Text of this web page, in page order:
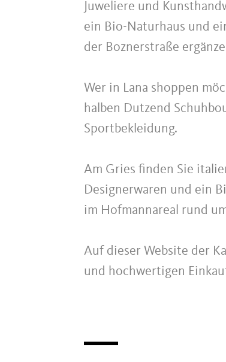
Juweliere und
ein Bio-Naturhaus und
der Boznerstraße
Wer in Lana shoppen
halben Dutzend
Sportbekleidung.
Am Gries finden Sie
Designerwaren und ein
im Hofmannareal rund
Auf dieser Website der
und hochwertigen